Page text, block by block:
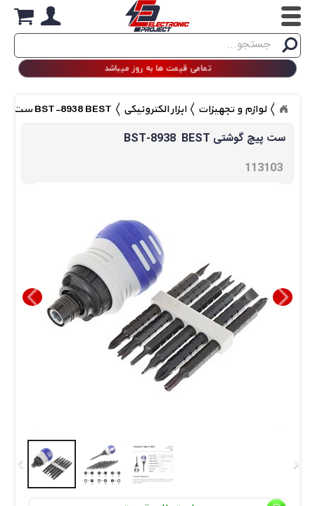
Search
جستجو
تمامی قیمت ها به روز میباشد
لوازم و تجهیزات ابزار الکترونیکی BST-8938 BEST ست پیچ گوشتی
BST-8938  BEST ست پیچ گوشتی
113103